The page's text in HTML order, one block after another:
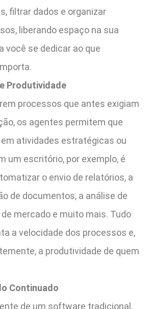
filtrar dados e organizar
liberando espaço na sua
você se dedicar ao que
Produtividade
processos que antes exigiam
os agentes permitem que
atividades estratégicas ou
um escritório, por exemplo, é
o envio de relatórios, a
de documentos, a análise de
mercado e muito mais. Tudo
a velocidade dos processos e,
a produtividade de quem
Continuado
de um software tradicional,